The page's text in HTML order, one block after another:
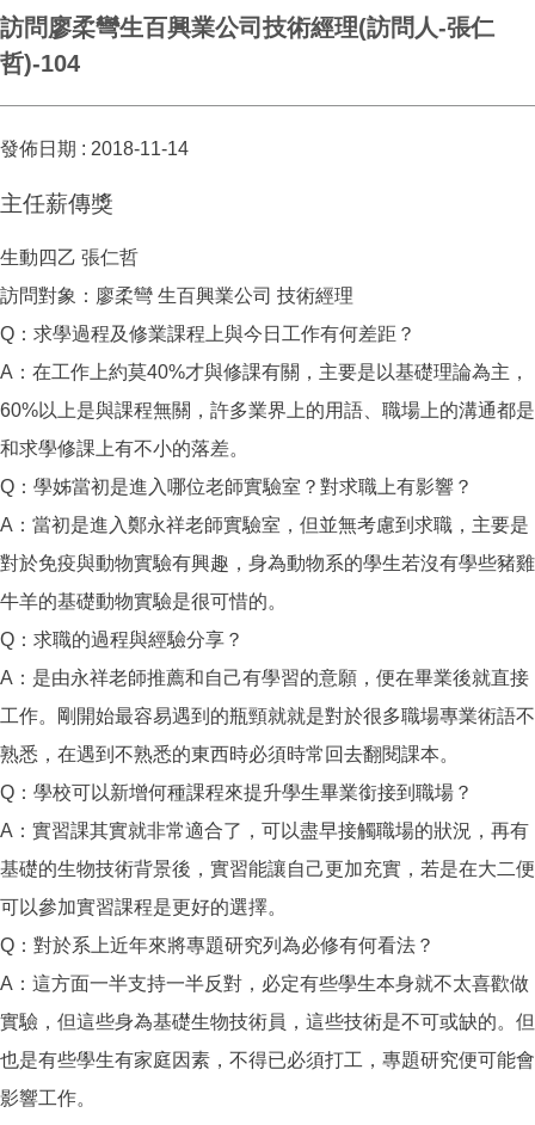
訪問廖柔彎生百興業公司技術經理(訪問人-張仁
哲)-104
發佈日期 : 2018-11-14
主任薪傳獎
生動四乙 張仁哲
訪問對象：廖柔彎 生百興業公司 技術經理
Q：求學過程及修業課程上與今日工作有何差距？
A：在工作上約莫40%才與修課有關，主要是以基礎理論為主，
60%以上是與課程無關，許多業界上的用語、職場上的溝通都是
和求學修課上有不小的落差。
Q：學姊當初是進入哪位老師實驗室？對求職上有影響？
A：當初是進入鄭永祥老師實驗室，但並無考慮到求職，主要是
對於免疫與動物實驗有興趣，身為動物系的學生若沒有學些豬雞
牛羊的基礎動物實驗是很可惜的。
Q：求職的過程與經驗分享？
A：是由永祥老師推薦和自己有學習的意願，便在畢業後就直接
工作。剛開始最容易遇到的瓶頸就就是對於很多職場專業術語不
熟悉，在遇到不熟悉的東西時必須時常回去翻閱課本。
Q：學校可以新增何種課程來提升學生畢業銜接到職場？
A：實習課其實就非常適合了，可以盡早接觸職場的狀況，再有
基礎的生物技術背景後，實習能讓自己更加充實，若是在大二便
可以參加實習課程是更好的選擇。
Q：對於系上近年來將專題研究列為必修有何看法？
A：這方面一半支持一半反對，必定有些學生本身就不太喜歡做
實驗，但這些身為基礎生物技術員，這些技術是不可或缺的。但
也是有些學生有家庭因素，不得已必須打工，專題研究便可能會
影響工作。